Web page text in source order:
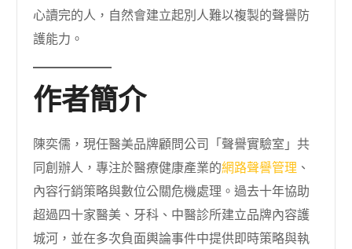
心讀完的人，自然會建立起別人難以複製的聲譽防
護能力。
作者簡介
陳奕儒，現任醫美品牌顧問公司「聲譽實驗室」共
同創辦人，專注於醫療健康產業的網路聲譽管理 、
內容行銷策略與數位公關危機處理。過去十年協助
超過四十家醫美、牙科、中醫診所建立品牌內容護
城河，並在多次負面輿論事件中提供即時策略與執